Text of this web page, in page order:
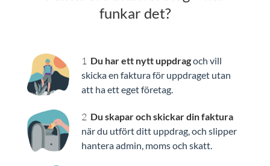
funkar det?
Du har ett nytt uppdragoch vill
skicka en faktura för uppdraget utan
att ha ett eget företag.
Du skapar och skickar din faktura
när du utfört ditt uppdrag, och slipper
hantera admin, moms och skatt.